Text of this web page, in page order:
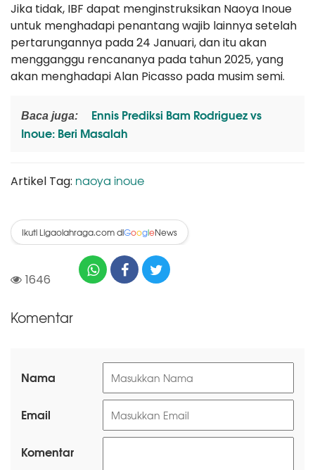
Jika tidak, IBF dapat menginstruksikan Naoya Inoue
untuk menghadapi penantang wajib lainnya setelah
pertarungannya pada 24 Januari, dan itu akan
mengganggu rencananya pada tahun 2025, yang
akan menghadapi Alan Picasso pada musim semi.
Baca juga:
Ennis Prediksi Bam Rodriguez vs
Inoue: Beri Masalah
Artikel Tag: naoya inoue
Ikuti Ligaolahraga.com diGoogleNews
1646
Komentar
Nama
Email
Komentar